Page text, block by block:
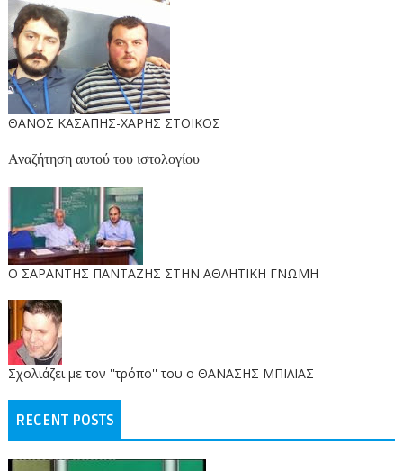
ΘΑΝΟΣ ΚΑΣΑΠΗΣ-ΧΑΡΗΣ ΣΤΟΙΚΟΣ
Αναζήτηση αυτού του ιστολογίου
O ΣΑΡΑΝΤΗΣ ΠΑΝΤΑΖΗΣ ΣΤΗΝ ΑΘΛΗΤΙΚΗ ΓΝΩΜΗ
Σχολιάζει με τον ''τρόπο'' του ο ΘΑΝΑΣΗΣ ΜΠΙΛΙΑΣ
RECENT POSTS